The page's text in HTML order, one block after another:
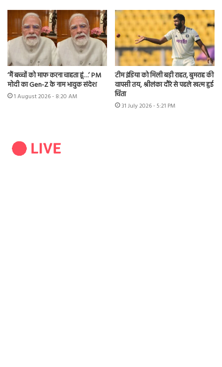
‘मैं बच्चों को माफ करना चाहता हूं…’ PM
मोदी का Gen-Z के नाम भावुक संदेश
1 August 2026 - 8:20 AM
टीम इंडिया को मिली बड़ी राहत, बुमराह की
वापसी तय, श्रीलंका दौरे से पहले खत्म हुई
चिंता
31 July 2026 - 5:21 PM